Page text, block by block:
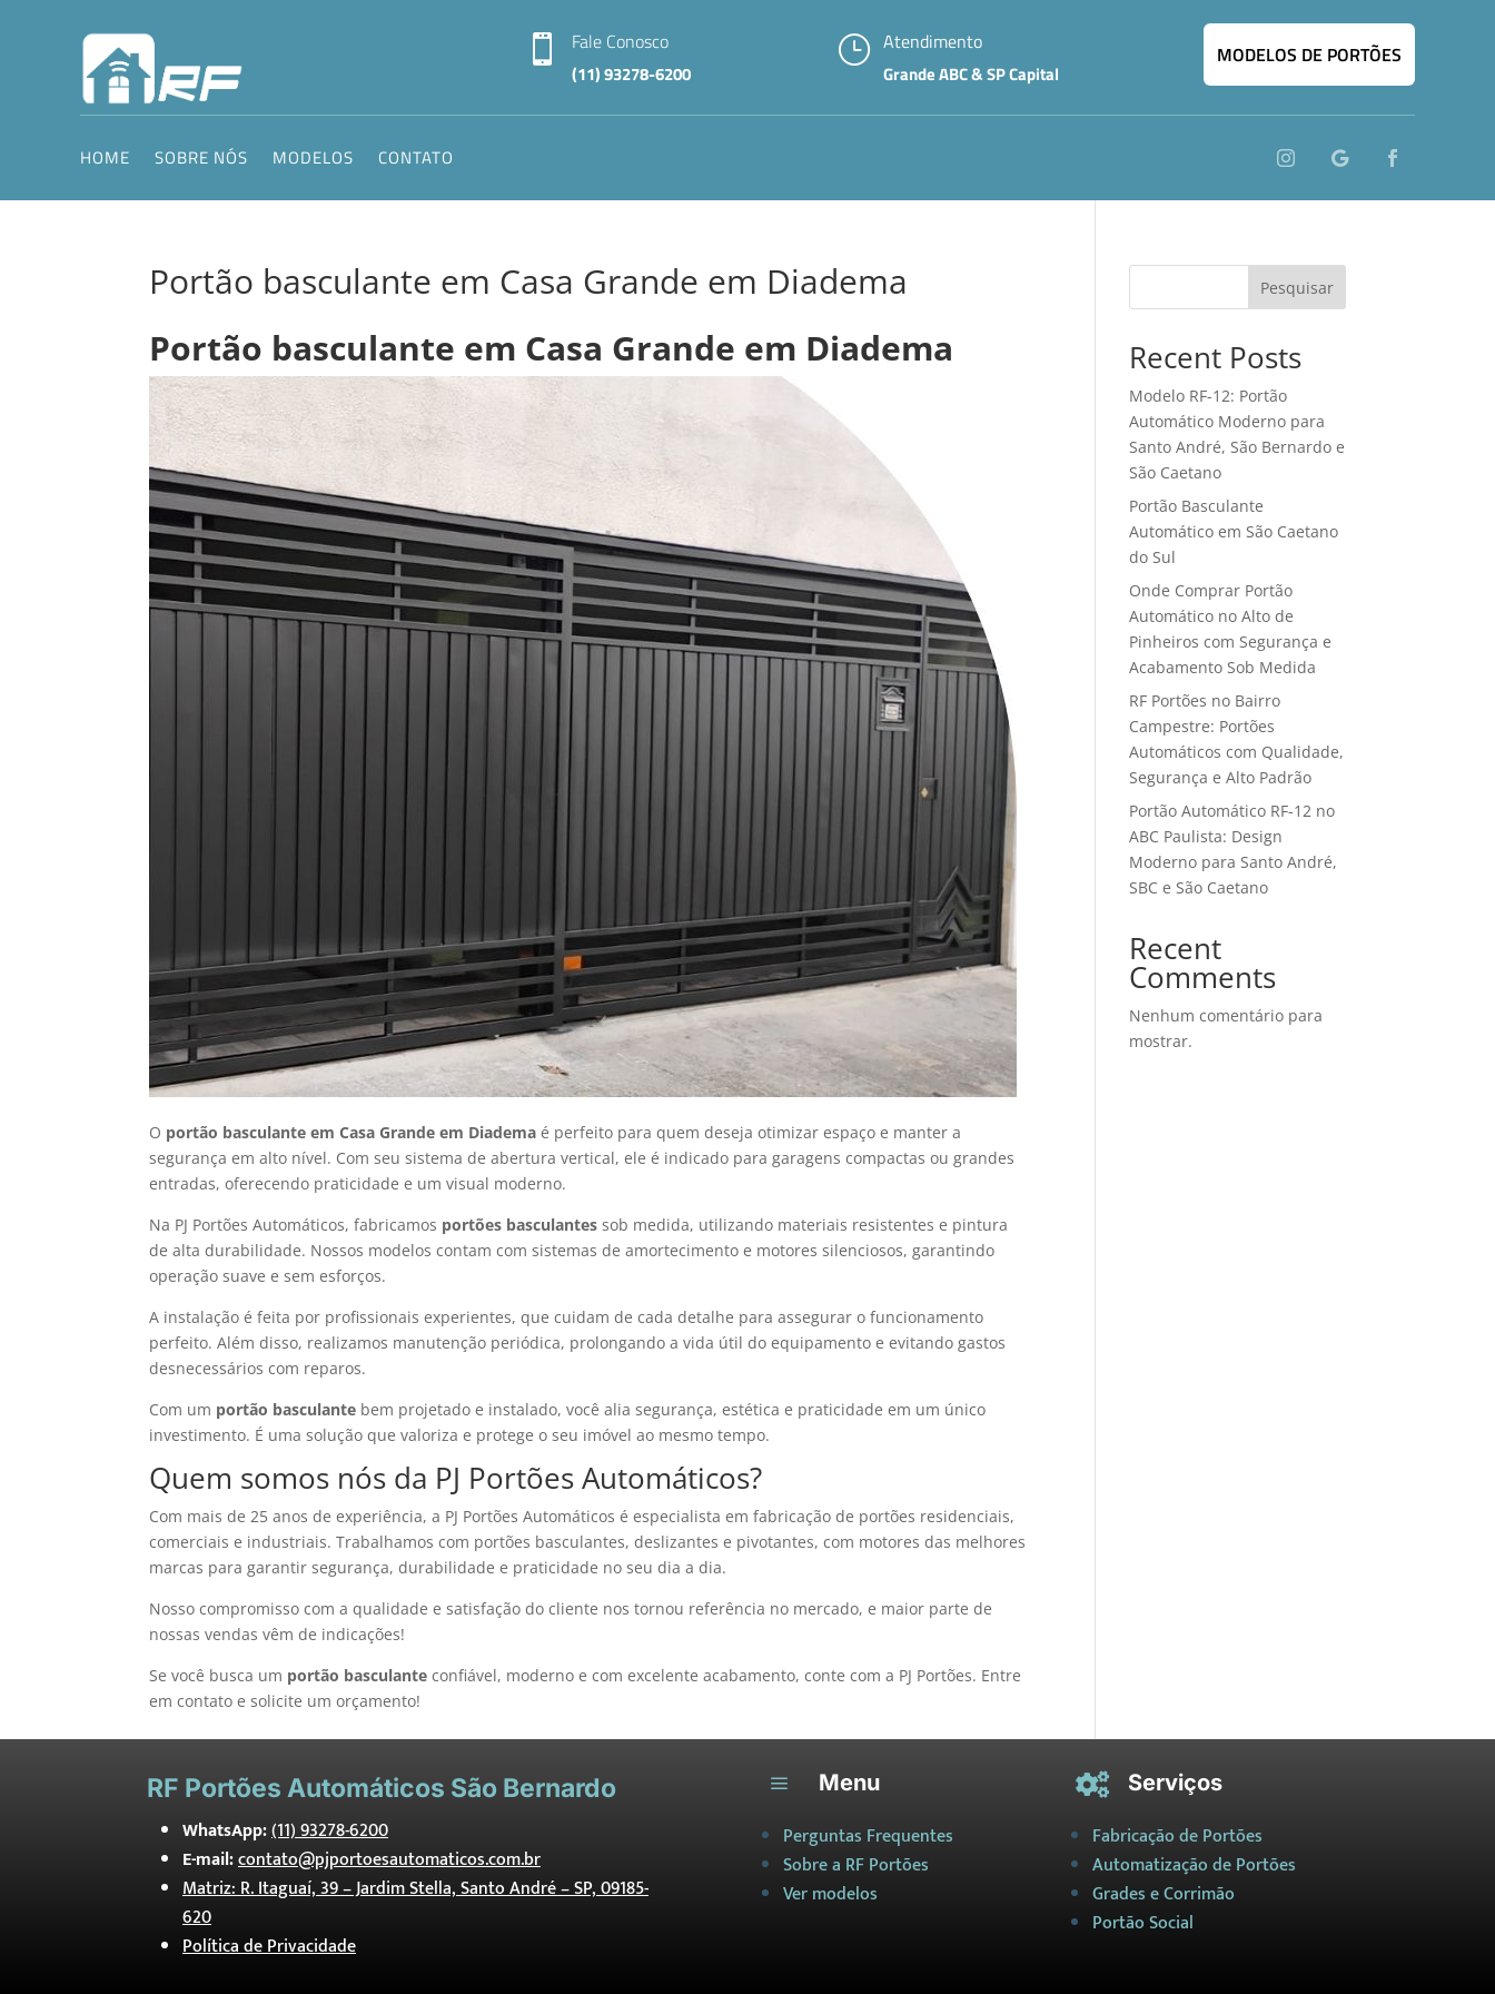
 Fale Conosco
(11) 93278-6200
} Atendimento
Grande ABC & SP Capital
MODELOS DE PORTÕES
HOME SOBRE NÓS MODELOS CONTATO
Portão basculante em Casa Grande em Diadema
Portão basculante em Casa Grande em Diadema
O portão basculante em Casa Grande em Diadema é perfeito para quem deseja otimizar espaço e manter a
segurança em alto nível. Com seu sistema de abertura vertical, ele é indicado para garagens compactas ou grandes
entradas, oferecendo praticidade e um visual moderno.
Na PJ Portões Automáticos, fabricamos portões basculantes sob medida, utilizando materiais resistentes e pintura
de alta durabilidade. Nossos modelos contam com sistemas de amortecimento e motores silenciosos, garantindo
operação suave e sem esforços.
A instalação é feita por profissionais experientes, que cuidam de cada detalhe para assegurar o funcionamento
perfeito. Além disso, realizamos manutenção periódica, prolongando a vida útil do equipamento e evitando gastos
desnecessários com reparos.
Com um portão basculante bem projetado e instalado, você alia segurança, estética e praticidade em um único
investimento. É uma solução que valoriza e protege o seu imóvel ao mesmo tempo.
Quem somos nós da PJ Portões Automáticos?
Com mais de 25 anos de experiência, a PJ Portões Automáticos é especialista em fabricação de portões residenciais,
comerciais e industriais. Trabalhamos com portões basculantes, deslizantes e pivotantes, com motores das melhores
marcas para garantir segurança, durabilidade e praticidade no seu dia a dia.
Nosso compromisso com a qualidade e satisfação do cliente nos tornou referência no mercado, e maior parte de
nossas vendas vêm de indicações!
Se você busca um portão basculante confiável, moderno e com excelente acabamento, conte com a PJ Portões. Entre
em contato e solicite um orçamento!
Pesquisar
Recent Posts
Modelo RF-12: Portão
Automático Moderno para
Santo André, São Bernardo e
São Caetano
Portão Basculante
Automático em São Caetano
do Sul
Onde Comprar Portão
Automático no Alto de
Pinheiros com Segurança e
Acabamento Sob Medida
RF Portões no Bairro
Campestre: Portões
Automáticos com Qualidade,
Segurança e Alto Padrão
Portão Automático RF-12 no
ABC Paulista: Design
Moderno para Santo André,
SBC e São Caetano
Recent
Comments
Nenhum comentário para
mostrar.
RF Portões Automáticos São Bernardo
WhatsApp:(11) 93278-6200
E-mail:contato@pjportoesautomaticos.com.br
Matriz: R. Itaguaí, 39 – Jardim Stella, Santo André – SP, 09185-
620
Política de Privacidade
a Menu
Perguntas Frequentes
Sobre a RF Portões
Ver modelos
 Serviços
Fabricação de Portões
Automatização de Portões
Grades e Corrimão
Portão Social